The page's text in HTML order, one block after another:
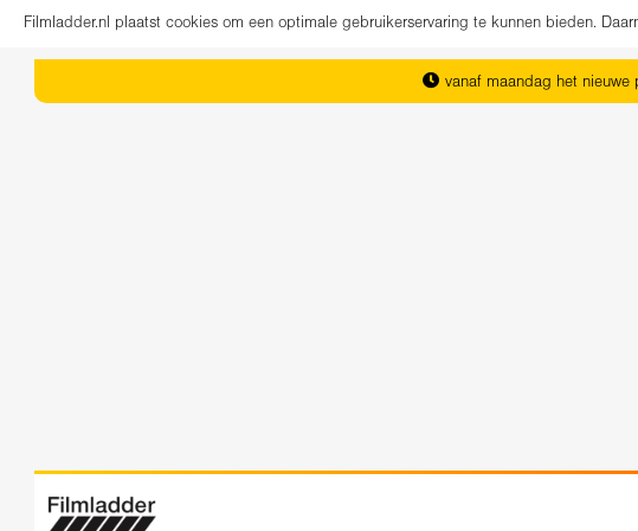
Filmladder.nl plaatst cookies om een optimale gebruikerservaring te kunnen bieden.
vanaf maandag het nieuwe